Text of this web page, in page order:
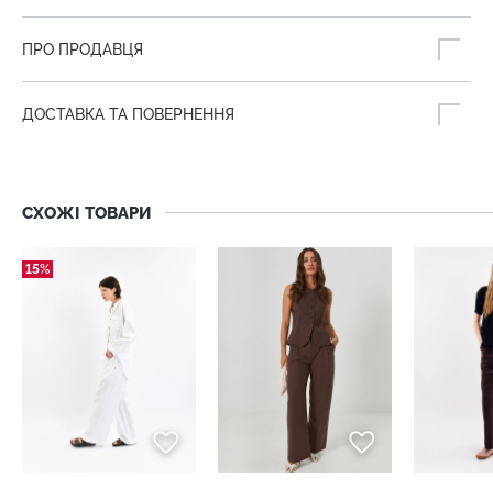
ПРО ПРОДАВЦЯ
ДОСТАВКА ТА ПОВЕРНЕННЯ
СХОЖІ ТОВАРИ
15%